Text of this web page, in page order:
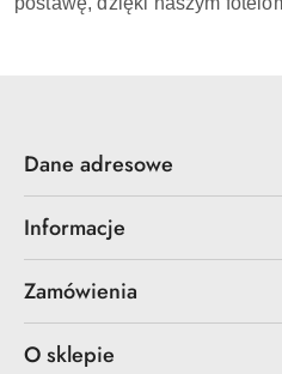
Dane adresowe
Informacje
Zamówienia
O sklepie